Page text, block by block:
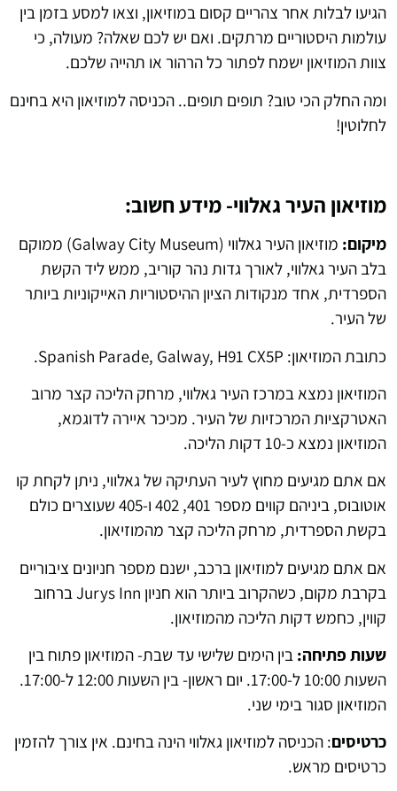
הגיעו לבלות אחר צהריים קסום במוזיאון, וצאו למסע בזמן בין
עולמות היסטוריים מרתקים. ואם יש לכם שאלה? מעולה, כי
צוות המוזיאון ישמח לפתור כל הרהור או תהייה שלכם.
ומה החלק הכי טוב? תופים תופים.. הכניסה למוזיאון היא בחינם
לחלוטין!
מוזיאון העיר גאלווי- מידע חשוב:
מיקום:
מוזיאון העיר גאלווי (Galway City Museum) ממוקם
בלב העיר גאלווי, לאורך גדות נהר קוריב, ממש ליד הקשת
הספרדית, אחד מנקודות הציון ההיסטוריות האייקוניות ביותר
של העיר.
כתובת המוזיאון: Spanish Parade, Galway, H91 CX5P.
המוזיאון נמצא במרכז העיר גאלווי, מרחק הליכה קצר מרוב
האטרקציות המרכזיות של העיר. מכיכר איירה לדוגמא,
המוזיאון נמצא כ-10 דקות הליכה.
אם אתם מגיעים מחוץ לעיר העתיקה של גאלווי, ניתן לקחת קו
אוטובוס, ביניהם קווים מספר 401, 402 ו-405 שעוצרים כולם
בקשת הספרדית, מרחק הליכה קצר מהמוזיאון.
אם אתם מגיעים למוזיאון ברכב, ישנם מספר חניונים ציבוריים
בקרבת מקום, כשהקרוב ביותר הוא חניון Jurys Inn ברחוב
קווין, כחמש דקות הליכה מהמוזיאון.
שעות פתיחה:בין הימים שלישי עד שבת- המוזיאון פתוח בין
השעות 10:00 ל-17:00. יום ראשון- בין השעות 12:00 ל-17:00.
המוזיאון סגור בימי שני.
כרטיסים: הכניסה למוזיאון גאלווי הינה בחינם. אין צורך להזמין
כרטיסים מראש.